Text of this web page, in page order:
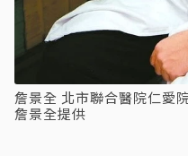
詹景全 北市聯合醫院仁愛
詹景全提供